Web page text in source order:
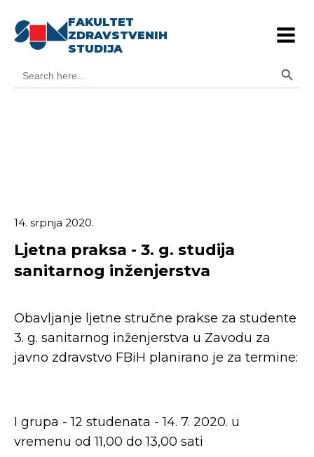
FAKULTET
ZDRAVSTVENIH
STUDIJA
for:
14. srpnja 2020.
Ljetna praksa - 3. g. studija
sanitarnog inženjerstva
Obavljanje ljetne stručne prakse za studente
3. g. sanitarnog inženjerstva u Zavodu za
javno zdravstvo FBiH planirano je za termine:
I grupa - 12 studenata - 14. 7. 2020. u
vremenu od 11,00 do 13,00 sati